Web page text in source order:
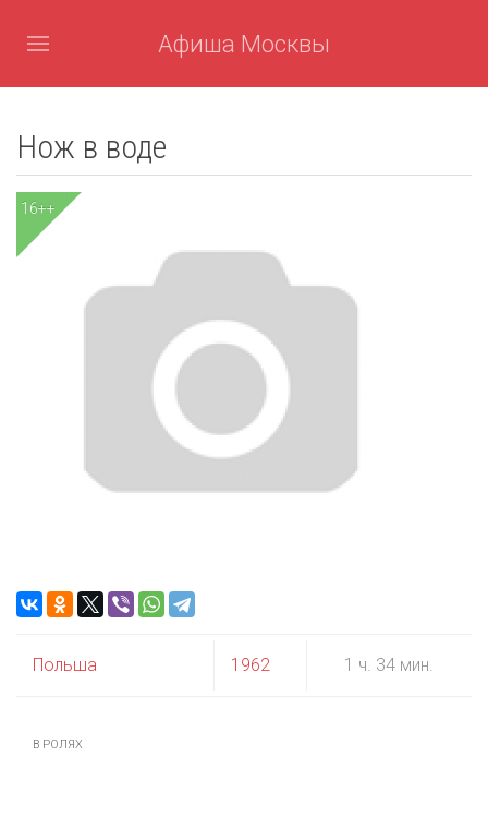
Афиша Москвы
Нож в воде
16++
Польша 1962 1 ч. 34 мин.
В РОЛЯХ